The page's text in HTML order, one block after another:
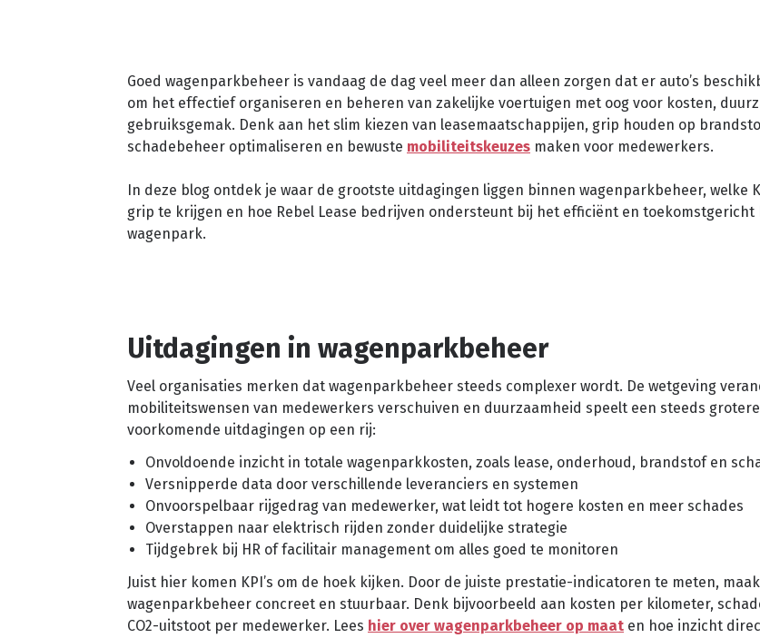
Goed wagenparkbeheer is vandaag de dag veel meer dan alleen zorgen dat er auto’s
om het effectief organiseren en beheren van zakelijke voertuigen met oog voor kosten,
gebruiksgemak. Denk aan het slim kiezen van leasemaatschappijen, grip houden op
schadebeheer optimaliseren en bewuste mobiliteitskeuzes maken voor medewerkers.
In deze blog ontdek je waar de grootste uitdagingen liggen binnen wagenparkbeheer, welke
grip te krijgen en hoe Rebel Lease bedrijven ondersteunt bij het efficiënt en toekomstgericht
wagenpark.
Uitdagingen in wagenparkbeheer
Veel organisaties merken dat wagenparkbeheer steeds complexer wordt. De wetgeving
mobiliteitswensen van medewerkers verschuiven en duurzaamheid speelt een steeds
voorkomende uitdagingen op een rij:
Onvoldoende inzicht in totale wagenparkkosten, zoals lease, onderhoud, brandstof en
Versnipperde data door verschillende leveranciers en systemen
Onvoorspelbaar rijgedrag van medewerker, wat leidt tot hogere kosten en meer schades
Overstappen naar elektrisch rijden zonder duidelijke strategie
Tijdgebrek bij HR of facilitair management om alles goed te monitoren
Juist hier komen KPI’s om de hoek kijken. Door de juiste prestatie-indicatoren te meten,
wagenparkbeheer concreet en stuurbaar. Denk bijvoorbeeld aan kosten per kilometer,
CO2-uitstoot per medewerker. Lees hier over wagenparkbeheer op maat en hoe inzicht